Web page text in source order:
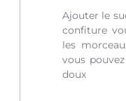
Ajouter le
confiture
les
vous
doux